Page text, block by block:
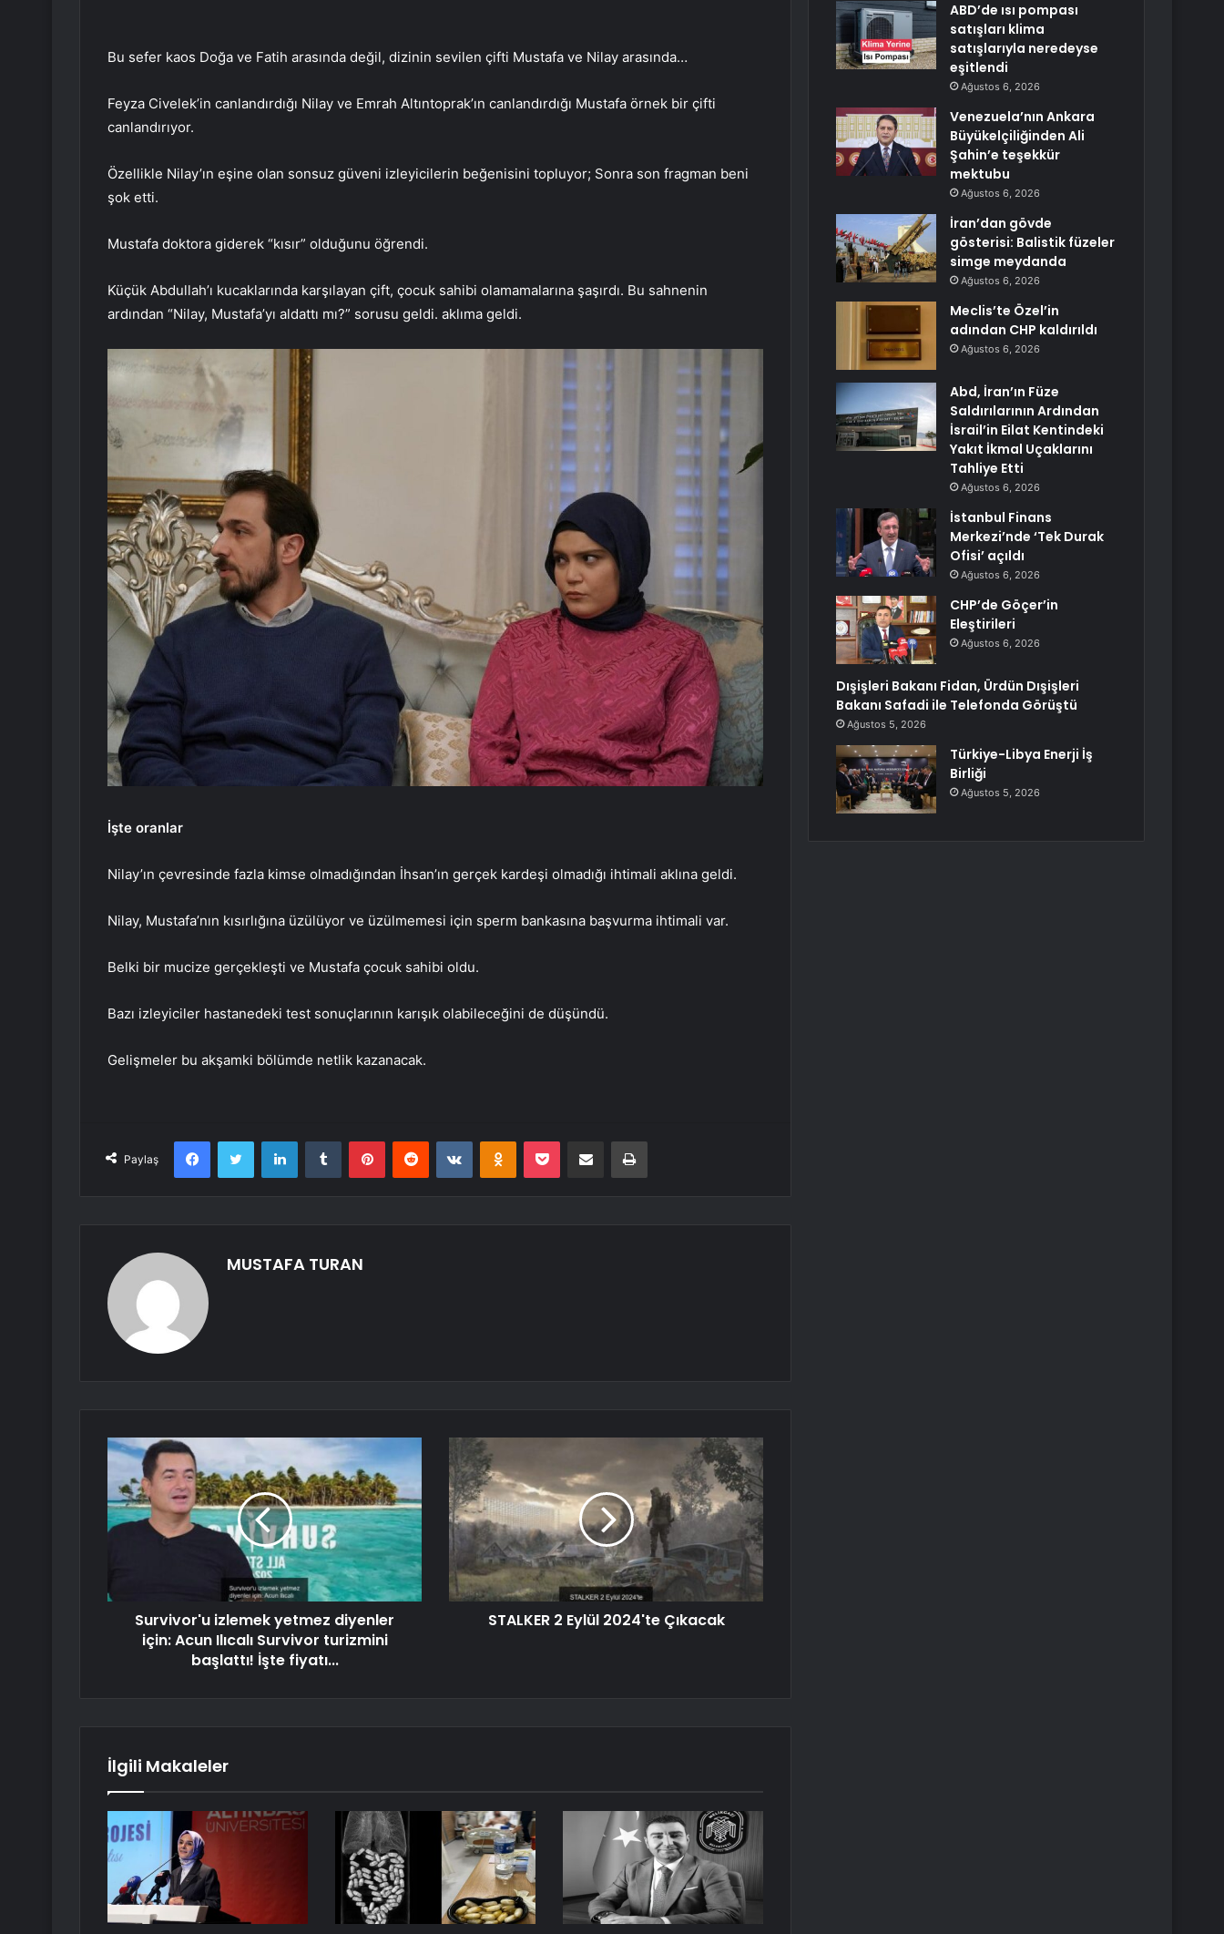
Bu sefer kaos Doğa ve Fatih arasında değil, dizinin sevilen çifti Mustafa ve Nilay arasında…
Feyza Civelek’in canlandırdığı Nilay ve Emrah Altıntoprak’ın canlandırdığı Mustafa örnek bir çifti
canlandırıyor.
Özellikle Nilay’ın eşine olan sonsuz güveni izleyicilerin beğenisini topluyor; Sonra son fragman beni
şok etti.
Mustafa doktora giderek “kısır” olduğunu öğrendi.
Küçük Abdullah’ı kucaklarında karşılayan çift, çocuk sahibi olamamalarına şaşırdı. Bu sahnenin
ardından “Nilay, Mustafa’yı aldattı mı?” sorusu geldi. aklıma geldi.
İşte oranlar
Nilay’ın çevresinde fazla kimse olmadığından İhsan’ın gerçek kardeşi olmadığı ihtimali aklına geldi.
Nilay, Mustafa’nın kısırlığına üzülüyor ve üzülmemesi için sperm bankasına başvurma ihtimali var.
Belki bir mucize gerçekleşti ve Mustafa çocuk sahibi oldu.
Bazı izleyiciler hastanedeki test sonuçlarının karışık olabileceğini de düşündü.
Gelişmeler bu akşamki bölümde netlik kazanacak.
Paylaş
FacebookTwitter LinkedInTumblr PinterestReddit VKontakteOdnoklassniki
Pocket E-Posta ile paylaş Yazdır
MUSTAFA TURAN
Survivor'u izlemek yetmez diyenler
için: Acun Ilıcalı Survivor turizmini
başlattı! İşte fiyatı...
STALKER 2 Eylül 2024'te Çıkacak
İlgili Makaleler
ABD’de ısı pompası
satışları klima
satışlarıyla neredeyse
eşitlendi
Ağustos 6, 2026
Venezuela’nın Ankara
Büyükelçiliğinden Ali
Şahin’e teşekkür
mektubu
Ağustos 6, 2026
İran’dan gövde
gösterisi: Balistik füzeler
simge meydanda
Ağustos 6, 2026
Meclis’te Özel’in
adından CHP kaldırıldı
Ağustos 6, 2026
Abd, İran’ın Füze
Saldırılarının Ardından
İsrail’in Eilat Kentindeki
Yakıt İkmal Uçaklarını
Tahliye Etti
Ağustos 6, 2026
İstanbul Finans
Merkezi’nde ‘Tek Durak
Ofisi’ açıldı
Ağustos 6, 2026
CHP’de Göçer’in
Eleştirileri
Ağustos 6, 2026
Dışişleri Bakanı Fidan, Ürdün Dışişleri
Bakanı Safadi ile Telefonda Görüştü
Ağustos 5, 2026
Türkiye-Libya Enerji İş
Birliği
Ağustos 5, 2026